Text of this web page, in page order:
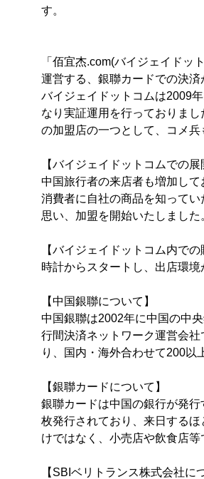
す。
「佰宜杰.com(バイジェイド
運営する、銀聯カードでの決済
バイジェイドットコムは2009
なり実証運用を行っておりま
の加盟店の一つとして、コメ兵
【バイジェイドットコムでの展
中国旅行者の来店者も増加し
消費者に自社の商品を知って
思い、加盟を開始いたしました
【バイジェイドットコム内での
時計からスタートし、出店環
【中国銀聯について】
中国銀聯は2002年に中国の中
行間決済ネットワーク運営会
り、国内・海外合わせて200以
【銀聯カードについて】
銀聯カードは中国の銀行が発
枚発行されており、来日する
けではなく、小売店や飲食店
【SBIベリトランス株式会社に